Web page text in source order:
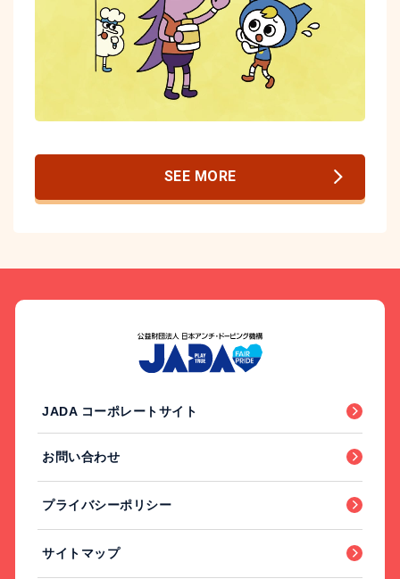
SEE MORE
JADA コーポレートサイト
お問い合わせ
プライバシーポリシー
サイトマップ